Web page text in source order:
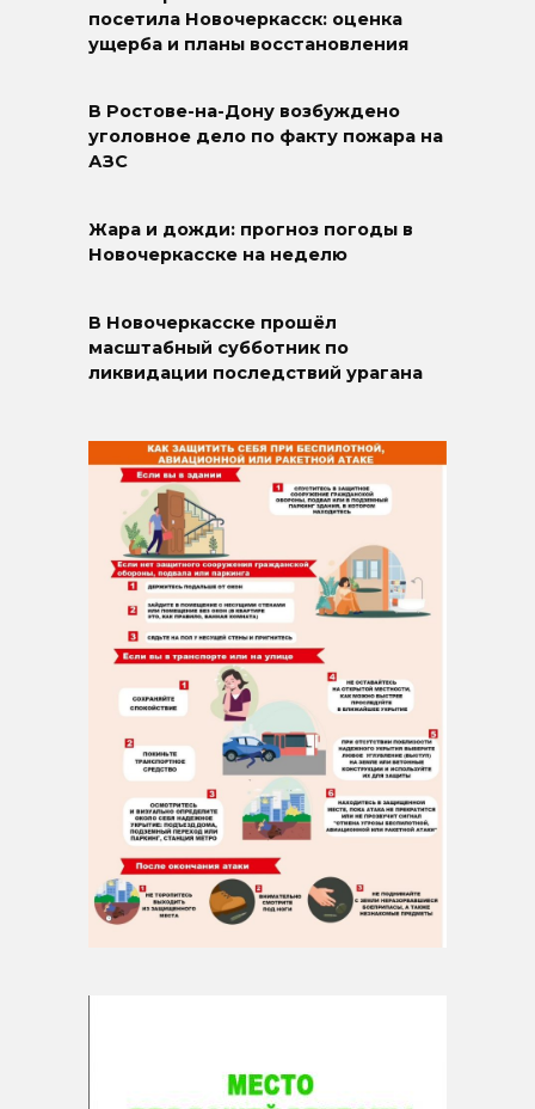
посетила Новочеркасск: оценка
ущерба и планы восстановления
В Ростове-на-Дону возбуждено
уголовное дело по факту пожара на
АЗС
Жара и дожди: прогноз погоды в
Новочеркасске на неделю
В Новочеркасске прошёл
масштабный субботник по
ликвидации последствий урагана